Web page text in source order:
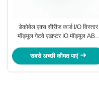
डेकोवेल एक्स सीरीज कार्ड I/O विस्तार
मॉड्यूल गेटवे एडाप्टर IO मॉड्यूल ABS
सबसे अच्छी कीमत पाएं